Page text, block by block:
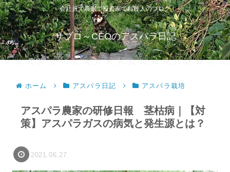
会社員で農家で投資家で料理人のブログ
サブロ～CEOのアスパラ日記
ホーム アスパラ日記 アスパラ栽培
アスパラ農家の研修日報 茎枯病｜【対
策】アスパラガスの病気と発生源とは？
2021.06.27